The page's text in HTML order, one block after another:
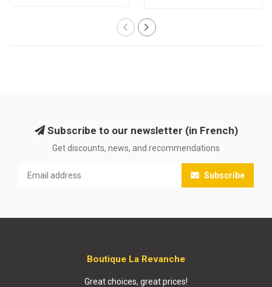
Subscribe to our newsletter (in French)
Get discounts, news, and recommendations
Subscribe
Boutique La Revanche
Great choices, great prices!